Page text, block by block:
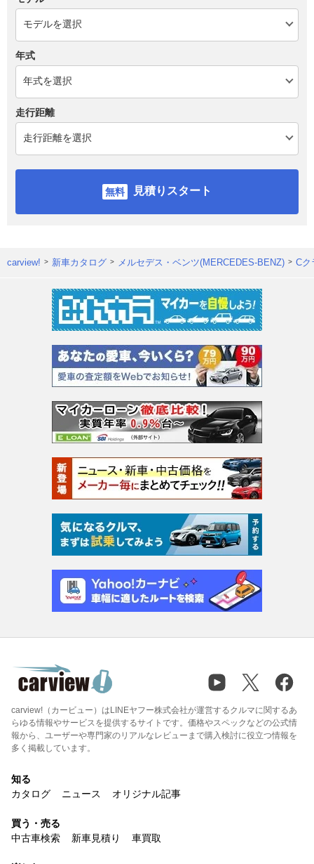
年式
走行距離
見積りスタート
carview! 新車カタログ メルセデス・ベンツ(MERCEDES-BENZ) Cク
carview!（カービュー）はLINEヤフー株式会社が運営するクルマに関するあ
らゆる情報やサービスを提供するサイトです。価格やスペックなどの公式情
報から、ユーザーや専門家のリアルなレビューまで購入検討に役立つ情報を
多く掲載しています。
知る
カタログ
ニュース オリジナル記事
買う・売る
中古車検索
新車見積り 車買取